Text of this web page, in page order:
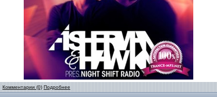
Комментарии (0) Подробнее